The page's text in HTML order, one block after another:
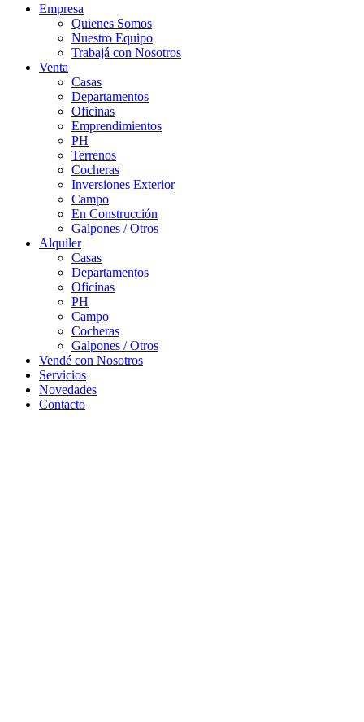
Empresa
Quienes Somos
Nuestro Equipo
Trabajá con Nosotros
Venta
Casas
Departamentos
Oficinas
Emprendimientos
PH
Terrenos
Cocheras
Inversiones Exterior
Campo
En Construcción
Galpones / Otros
Alquiler
Casas
Departamentos
Oficinas
PH
Campo
Cocheras
Galpones / Otros
Vendé con Nosotros
Servicios
Novedades
Contacto